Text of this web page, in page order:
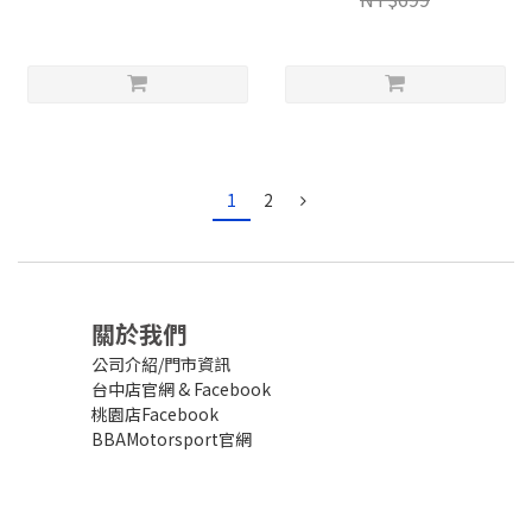
1 2
關於我們
公司介紹/門市資訊
台中店官網& Facebook
桃園店Facebook
BBAMotorsport官網